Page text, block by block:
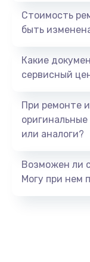
Стоимость
быть
Какие
сервисный
При ремонте
или аналоги?
Возможен ли
Могу при нем